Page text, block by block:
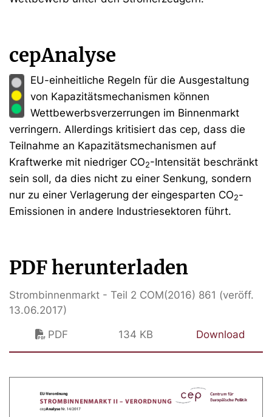
cepAnalyse
EU-einheitliche Regeln für die Ausgestaltung
von Kapazitätsmechanismen können
Wettbewerbsverzerrungen im Binnenmarkt
verringern. Allerdings kritisiert das cep, dass die
Teilnahme an Kapazitätsmechanismen auf
Kraftwerke mit niedriger CO2-Intensität beschränkt
sein soll, da dies nicht zu einer Senkung, sondern
nur zu einer Verlagerung der eingesparten CO2-
Emissionen in andere Industriesektoren führt.
PDF herunterladen
Strombinnenmarkt - Teil 2 COM(2016) 861 (veröff.
13.06.2017)
PDF
134 KB Download